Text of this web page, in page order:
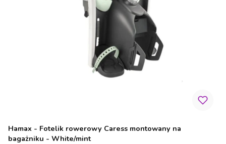
Hamax - Fotelik rowerowy Caress montowany na
bagażniku - White/mint